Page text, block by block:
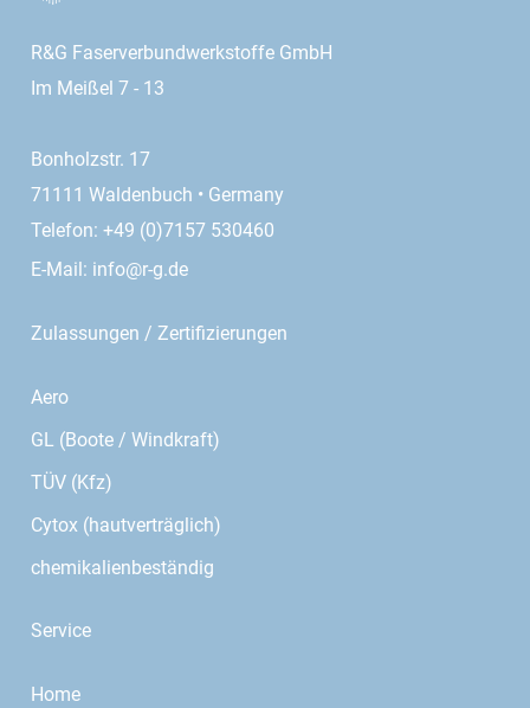
R&G Faserverbundwerkstoffe GmbH
Im Meißel 7 - 13
Bonholzstr. 17
71111 Waldenbuch • Germany
Telefon: +49 (0)7157 530460
E-Mail: info@r-g.de
Zulassungen / Zertifizierungen
Aero
GL (Boote / Windkraft)
TÜV (Kfz)
Cytox (hautverträglich)
chemikalienbeständig
Service
Home